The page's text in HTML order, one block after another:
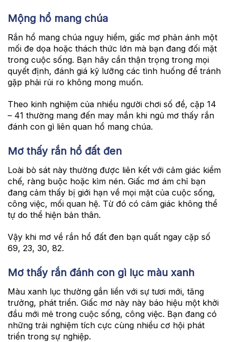
Mộng hổ mang chúa
Rắn hổ mang chúa nguy hiểm, giấc mơ phản ánh một
mối đe dọa hoặc thách thức lớn mà bạn đang đối mặt
trong cuộc sống. Bạn hãy cần thận trọng trong mọi
quyết định, đánh giá kỹ lưỡng các tình huống để tránh
gặp phải rủi ro không mong muốn.
Theo kinh nghiệm của nhiều người chơi số đề, cặp 14
– 41 thường mang đến may mắn khi ngủ mơ thấy rắn
đánh con gì liên quan hổ mang chúa.
Mơ thấy rắn hổ đất đen
Loài bò sát này thường được liên kết với cảm giác kiềm
chế, ràng buộc hoặc kìm nén. Giấc mơ ám chỉ bạn
đang cảm thấy bị giới hạn về mọi mặt của cuộc sống,
công việc, mối quan hệ. Từ đó có cảm giác không thể
tự do thể hiện bản thân.
Vậy khi mơ về rắn hổ đất đen bạn quất ngay cặp số
69, 23, 30, 82.
Mơ thấy rắn đánh con gì lục màu xanh
Màu xanh lục thường gắn liền với sự tươi mới, tăng
trưởng, phát triển. Giấc mơ này này báo hiệu một khởi
đầu mới mẻ trong cuộc sống, công việc. Bạn đang có
những trải nghiệm tích cực cùng nhiều cơ hội phát
triển trong sự nghiệp.